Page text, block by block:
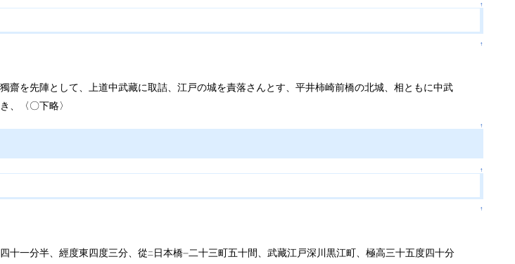
↑
↑
を先陣として、上道中武藏に取詰、江戸の城を責落さんとす、平井柿崎前橋の北城、相ともに中武
、〈〇下略〉
↑
↑
↑
十一分半、經度東四度三分、從二 日本橋一 二十三町五十間、武藏江戸深川黒江町、極高三十五度四十分